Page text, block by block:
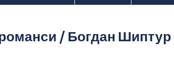
романси / Богдан Шиптур